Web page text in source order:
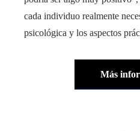
cada individuo realmente
psicológica y los aspectos
Más